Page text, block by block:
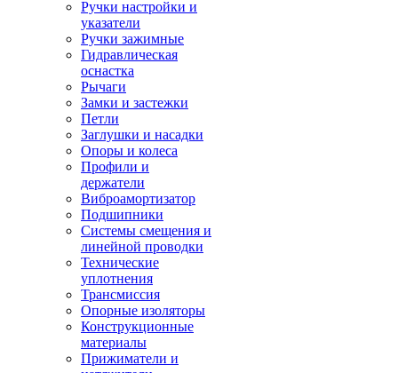
Ручки настройки и
указатели
Ручки зажимные
Гидравлическая
оснастка
Рычаги
Замки и застежки
Петли
Заглушки и насадки
Опоры и колеса
Профили и
держатели
Виброамортизатор
Подшипники
Системы смещения и
линейной проводки
Технические
уплотнения
Трансмиссия
Опорные изоляторы
Конструкционные
материалы
Прижиматели и